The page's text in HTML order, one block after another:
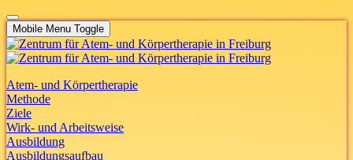
Mobile Menu Toggle
Atem- und Körpertherapie
Methode
Ziele
Wirk- und Arbeitsweise
Ausbildung
Ausbildungsaufbau